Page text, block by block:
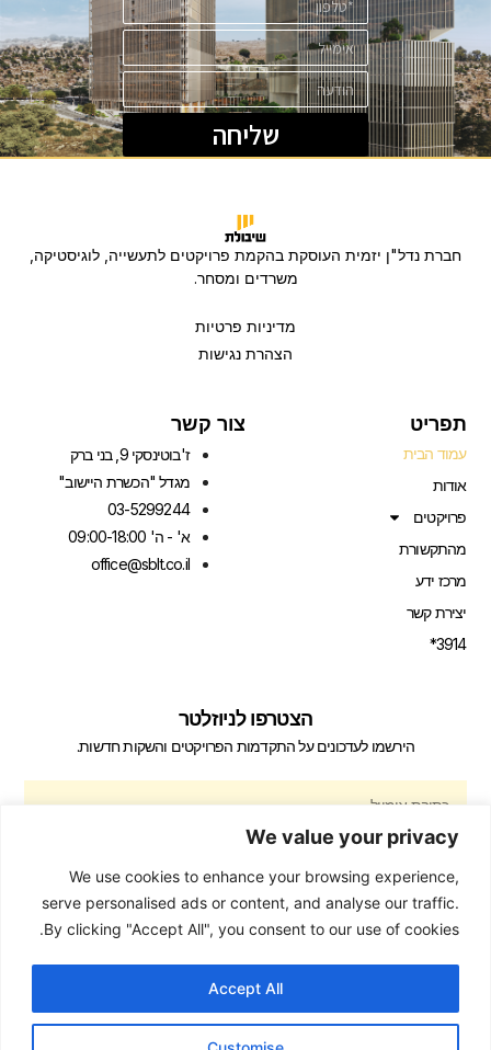
We value your privacy
We use cookies to enhance your browsing experience,
serve personalised ads or content, and analyse our traffic.
By clicking "Accept All", you consent to our use of cookies.
Accept All
שליחה
חברת נדל"ן יזמית העוסקת בהקמת פרויקטים לתעשייה, לוגיסטיקה,
משרדים ומסחר.
מדיניות פרטיות
הצהרת נגישות
תפריט
עמוד הבית
אודות
פרויקטים
מהתקשורת
מרכז ידע
יצירת קשר
3914*
צור קשר
ז'בוטינסקי 9, בני ברק
מגדל "הכשרת היישוב"
03-5299244
א' - ה' 09:00-18:00
office@sblt.co.il
הצטרפו לניוזלטר
הירשמו לעדכונים על התקדמות הפרויקטים והשקות חדשות.
הירשם